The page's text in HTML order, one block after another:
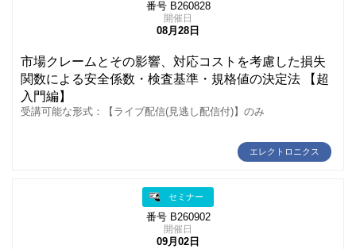
番号 B260828
開催日
08月28日
市場クレームとその影響、対応コストを考慮した損失
関数による安全係数・検査基準・規格値の決定法 【超
入門編】
受講可能な形式：【ライブ配信(見逃し配信付)】のみ
エレクトロニクス
セミナー
番号 B260902
開催日
09月02日